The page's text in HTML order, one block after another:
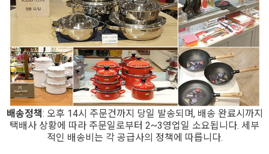
배송정책: 오후 14시 주문건까지 당일 발송되며, 배송 완료시까지
택배사 상황에 따라 주문일로부터 2~3영업일 소요됩니다. 세부
적인 배송비는 각 공급사의 정책에 따릅니다.